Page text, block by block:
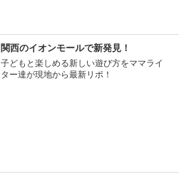
関西のイオンモールで新発見！
子どもと楽しめる新しい遊び方をママライ
ター達が現地から最新リポ！